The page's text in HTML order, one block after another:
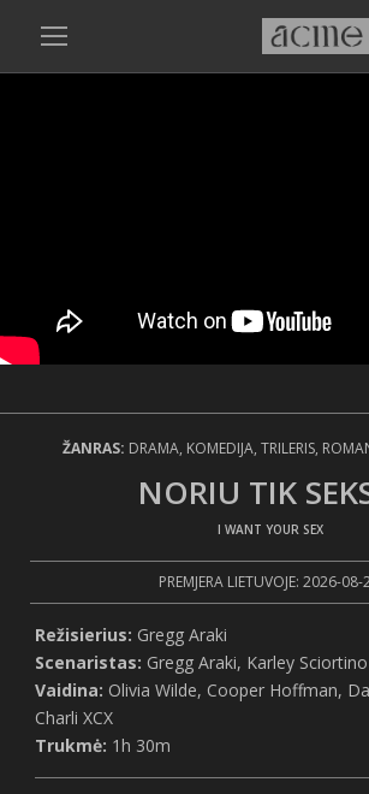
ŽANRAS: DRAMA, KOMEDIJA, TRILERIS,
NORIU TIK
/ I WANT YOUR SEX
PREMJERA LIETUVOJE: 2026-08-
Režisierius: Gregg Araki
Scenaristas: Gregg Araki, Karley Sciortino
Vaidina: Olivia Wilde, Cooper Hoffman,
Charli XCX
Trukmė: 1h 30m